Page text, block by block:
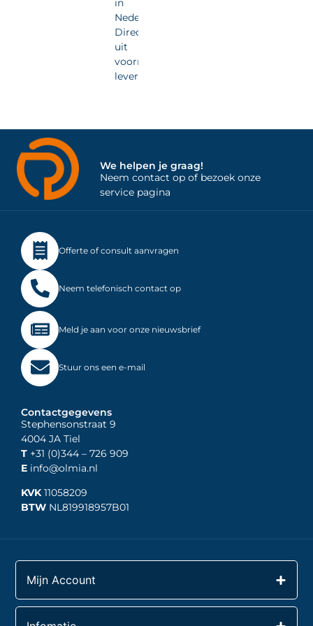
in
Nederland.
Direct
uit
voorraad
leverbaar.
We helpen je graag!
Neem contact op of bezoek onze
service pagina
Offerte of consult aanvragen
Neem telefonisch contact op
Meld je aan voor onze nieuwsbrief
Stuur ons een e-mail
Contactgegevens
Stephensonstraat 9
4004 JA Tiel
T +31 (0)344 – 726 909
E info@olmia.nl
KVK11058209
BTW NL819918957B01
Mijn Account